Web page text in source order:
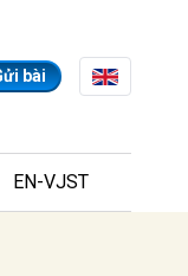
bài
EN-VJST